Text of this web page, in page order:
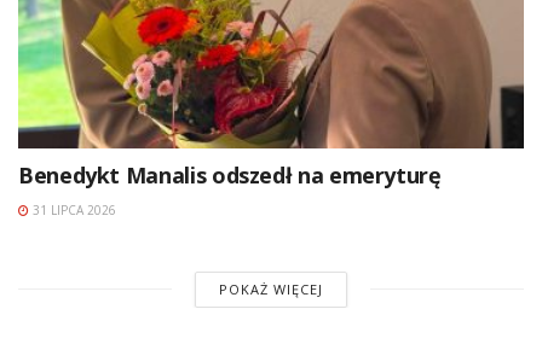
Benedykt Manalis odszedł na emeryturę
31 LIPCA 2026
POKAŻ WIĘCEJ